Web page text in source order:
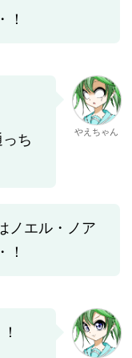
！
ち
やえちゃん
ノエル・ノア
！